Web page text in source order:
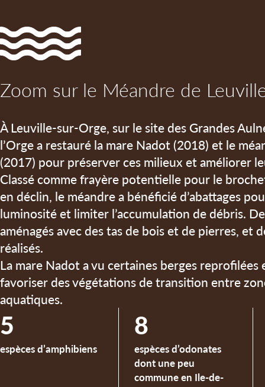
Zoom sur le Méandre de
À Leuville-sur-Orge, sur le site des Grandes
l’Orge a restauré la mare Nadot (2018) et le
(2017) pour préserver ces milieux et améliorer
Classé comme frayère potentielle pour le
en déclin, le méandre a bénéficié d’abattages
luminosité et limiter l’accumulation de débris.
aménagés avec des tas de bois et de pierres, et
réalisés.
La mare Nadot a vu certaines berges
favoriser des végétations de transition entre
aquatiques.
5
espèces d’amphibiens
8
espèces d’odonates
dont une peu
commune en Ile-de-